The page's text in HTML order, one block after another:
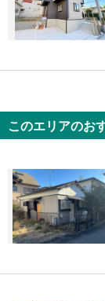
このエリアのお